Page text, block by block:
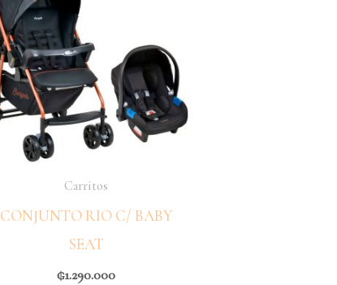
Carritos
CONJUNTO RIO C/ BABY
SEAT
₲1.290.000